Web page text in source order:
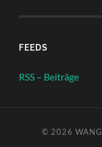
FEEDS
RSS – Beiträge
© 2026